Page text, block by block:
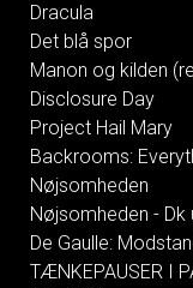
Dracula
Det blå spor
Manon og kilden
Disclosure Day
Project Hail Mary
Backrooms:
Nøjsomheden
Nøjsomheden - Dk
De Gaulle:
TÆNKEPAUSER I